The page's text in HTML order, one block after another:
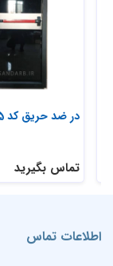
در ضد حریق کد F15
تماس بگیرید
اطلاعات تماس